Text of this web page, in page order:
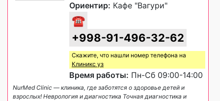
Ориентир: Кафе "Вагури"
☎
+998-91-496-32-62
Скажите, что нашли номер телефона на
Клиникс уз
Время работы: Пн-Сб 09:00-14:00
NurMed Clinic — клиника, где заботятся о здоровье детей и
взрослых! Неврология и диагностика Точная диагностика и